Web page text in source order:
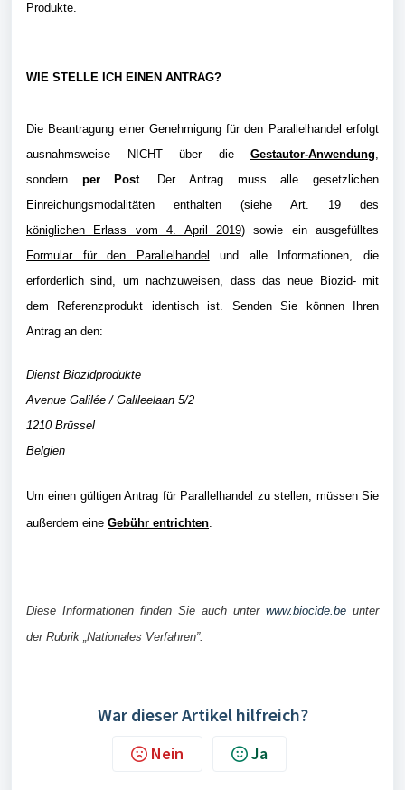
Produkte.
WIE STELLE ICH EINEN ANTRAG?
Die Beantragung einer Genehmigung für den Parallelhandel erfolgt
ausnahmsweise NICHT über die Gestautor-Anwendung,
sondern per Post. Der Antrag muss alle gesetzlichen
Einreichungsmodalitäten enthalten (siehe Art. 19 des
königlichen Erlass vom 4. April 2019) sowie ein ausgefülltes
Formular für den Parallelhandel
und alle Informationen, die
erforderlich sind, um nachzuweisen, dass das neue Biozid- mit
dem Referenzprodukt identisch ist. Senden Sie können Ihren
Antrag an den:
Dienst Biozidprodukte
Avenue Galilée / Galileelaan 5/2
1210 Brüssel
Belgien
Um einen gültigen Antrag für Parallelhandel zu stellen, müssen Sie
außerdem eine Gebühr entrichten.
Diese Informationen finden Sie auch unter www.biocide.be unter
der Rubrik „Nationales Verfahren”.
War dieser Artikel hilfreich?
Nein Ja